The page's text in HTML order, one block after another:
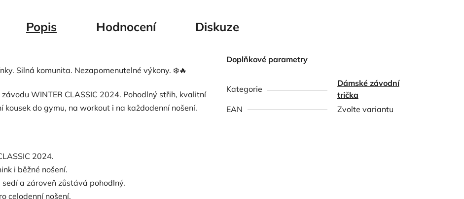
Popis Hodnocení Diskuze
Silná komunita. Nezapomenutelné výkony. ❄️🔥
WINTER CLASSIC 2024. Pohodlný střih, kvalitní
do gymu, na workout i na každodenní nošení.
2024.
i běžné nošení.
a zároveň zůstává pohodlný.
celodenní nošení.
Doplňkové parametry
Kategorie
Dámské závodní
trička
EAN
Zvolte variantu